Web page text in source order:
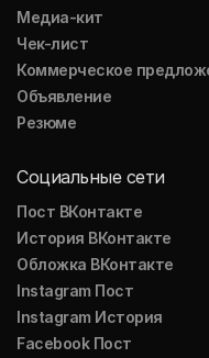
Медиа-кит
Чек-лист
Коммерческое
Объявление
Резюме
Социальные сети
Пост ВКонтакте
История ВКонтакте
Обложка ВКонтакте
Instagram Пост
Instagram История
Facebook Пост